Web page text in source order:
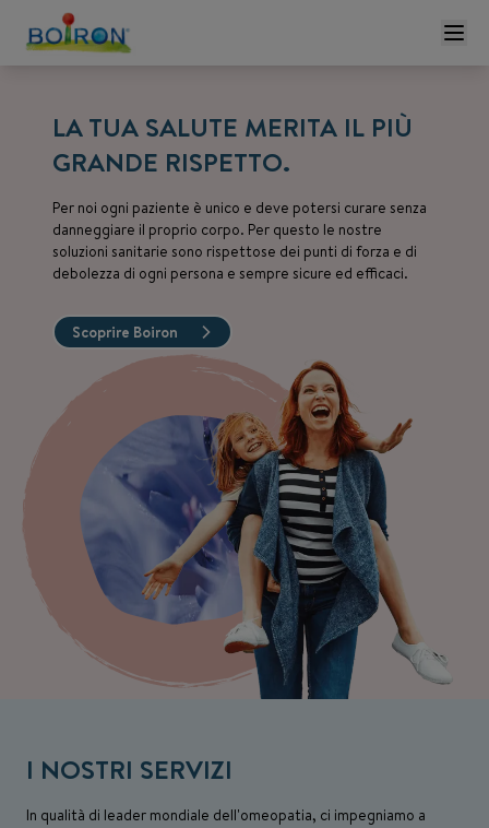
LA TUA SALUTE MERITA IL PIÙ
GRANDE RISPETTO.
Per noi ogni paziente è unico e deve potersi curare senza
danneggiare il proprio corpo. Per questo le nostre
soluzioni sanitarie sono rispettose dei punti di forza e di
debolezza di ogni persona e sempre sicure ed efficaci.
Scoprire Boiron
I NOSTRI SERVIZI
In qualità di leader mondiale dell'omeopatia, ci impegniamo a